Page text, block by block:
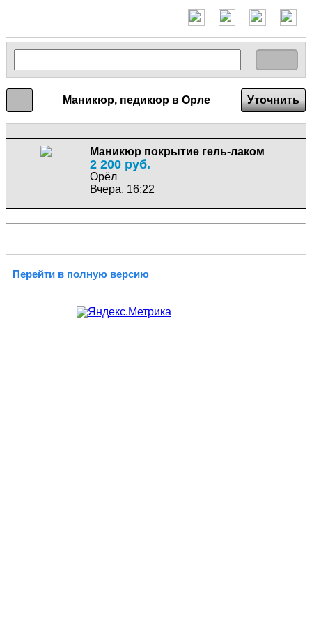
Маникюр, педикюр в Орле Уточнить
Маникюр покрытие гель-лаком
2 200 руб.
Орёл
Вчера, 16:22
Перейти в полную версию